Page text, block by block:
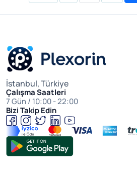
İstanbul, Türkiye
Çalışma Saatleri
7 Gün / 10:00 - 22:00
Bizi Takip Edin